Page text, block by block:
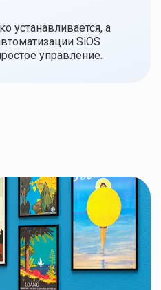
устанавливается, а
SiOS
управление.